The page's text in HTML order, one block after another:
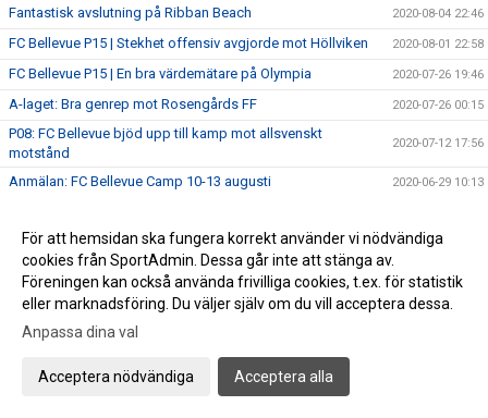
Fantastisk avslutning på Ribban Beach 2020-08-04 22:46
FC Bellevue P15 | Stekhet offensiv avgjorde mot Höllviken 2020-08-01 22:58
FC Bellevue P15 | En bra värdemätare på Olympia 2020-07-26 19:46
A-laget: Bra genrep mot Rosengårds FF 2020-07-26 00:15
P08: FC Bellevue bjöd upp till kamp mot allsvenskt
motstånd
2020-07-12 17:56
Anmälan: FC Bellevue Camp 10-13 augusti 2020-06-29 10:13
trevligt!
A-laget: Succélaget FC Bellevue till MM-Final
Campdag 3: Rekordvärme och besök av ”ICA Mats” 2020-06-18 09:44
Campsponsring: Tack Befro för handspriten
För att hemsidan ska fungera korrekt använder vi nödvändiga
cookies från SportAdmin. Dessa går inte att stänga av.
Föreningen kan också använda frivilliga cookies, t.ex. för statistik
eller marknadsföring. Du väljer själv om du vill acceptera dessa.
Anpassa dina val
Acceptera nödvändiga Acceptera alla